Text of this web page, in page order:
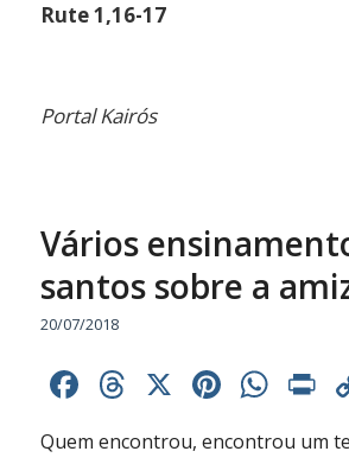
Rute 1,16-17
Portal Kairós
Vários
santos sobre a
20/07/2018
Facebook
Threads
X
Quem encontrou, encontrou um